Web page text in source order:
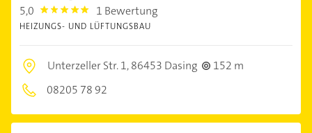
5,0 5.0 1 Bewertung
HEIZUNGS- UND LÜFTUNGSBAU
Unterzeller Str. 1,86453 Dasing
152 m
08205 78 92